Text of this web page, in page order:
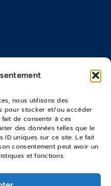
nous utilisons des
pour stocker et/ou accéder
de consentir à ces
des données telles que le
uniques sur ce site. Le fait
consentement peut avoir un
et fonctions.